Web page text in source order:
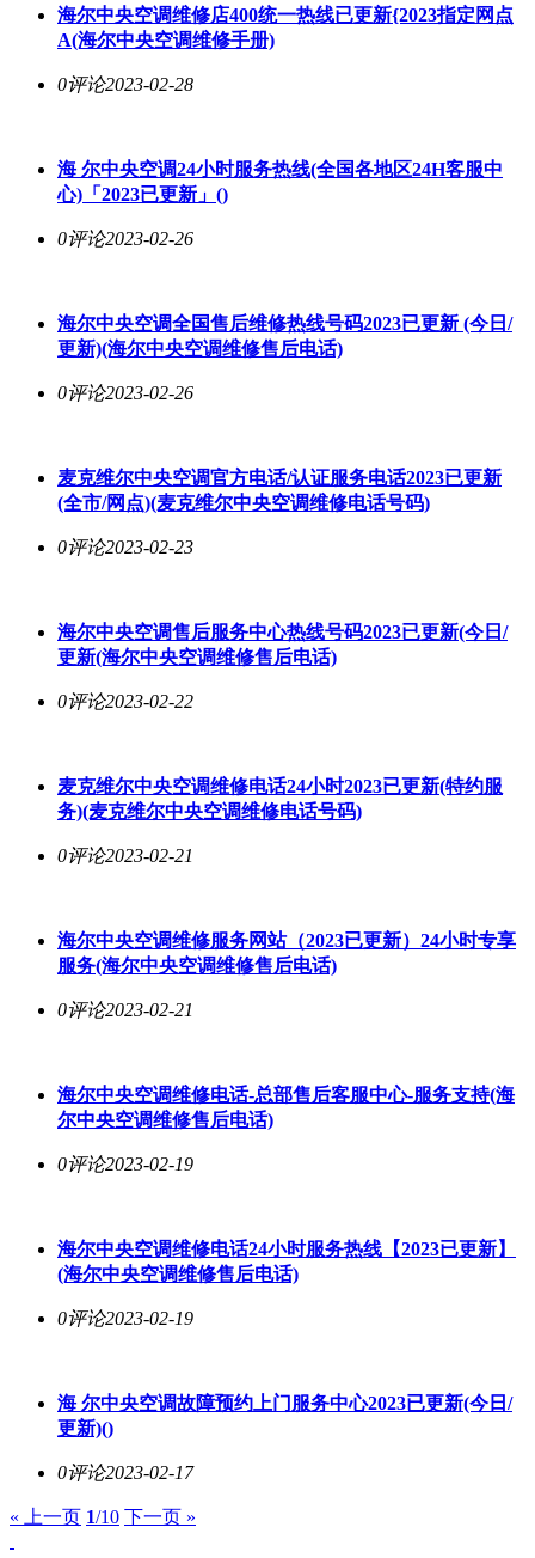
海尔中央空调维修店400统一热线已更新{2023指定网点
A(海尔中央空调维修手册)
0评论2023-02-28
海尔中央空调24小时服务热线(全国各地区24H客服中
心)「2023已更新」()
0评论2023-02-26
海尔中央空调全国售后维修热线号码2023已更新 (今日/
更新)(海尔中央空调维修售后电话)
0评论2023-02-26
麦克维尔中央空调官方电话/认证服务电话2023已更新
(全市/网点)(麦克维尔中央空调维修电话号码)
0评论2023-02-23
海尔中央空调售后服务中心热线号码2023已更新(今日/
更新(海尔中央空调维修售后电话)
0评论2023-02-22
麦克维尔中央空调维修电话24小时2023已更新(特约服
务)(麦克维尔中央空调维修电话号码)
0评论2023-02-21
海尔中央空调维修服务网站（2023已更新）24小时专享
服务(海尔中央空调维修售后电话)
0评论2023-02-21
海尔中央空调维修电话-总部售后客服中心-服务支持(海
尔中央空调维修售后电话)
0评论2023-02-19
海尔中央空调维修电话24小时服务热线【2023已更新】
(海尔中央空调维修售后电话)
0评论2023-02-19
海尔中央空调故障预约上门服务中心2023已更新(今日/
更新)()
0评论2023-02-17
« 上一页 1/10 下一页 »